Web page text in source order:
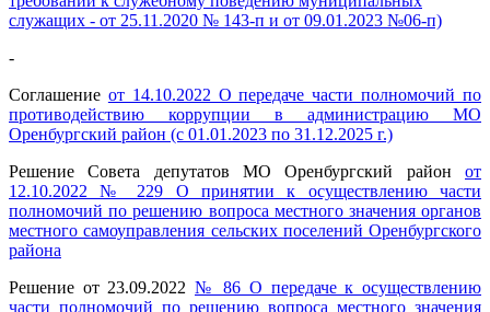
служащих - от 25.11.2020 № 143-п и от 09.01.2023 №06-п)
-
Соглашение от 14.10.2022 О передаче части полномочий по
противодействию коррупции в администрацию МО
Оренбургский район (с 01.01.2023 по 31.12.2025 г.)
Решение Совета депутатов МО Оренбургский район от
12.10.2022 № 229 О принятии к осуществлению части
полномочий по решению вопроса местного значения органов
местного самоуправления сельских поселений Оренбургского
района
Решение от 23.09.2022 № 86 О передаче к осуществлению
части полномочий по решению вопроса местного значения